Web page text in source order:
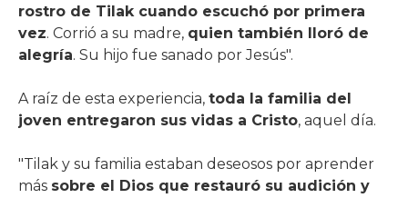
rostro de Tilak cuando escuchó por primera
vez. Corrió a su madre, quien también lloró de
alegría. Su hijo fue sanado por Jesús".
A raíz de esta experiencia, toda la familia del
joven entregaron sus vidas a Cristo, aquel día.
"Tilak y su familia estaban deseosos por aprender
más sobre el Dios que restauró su audición y